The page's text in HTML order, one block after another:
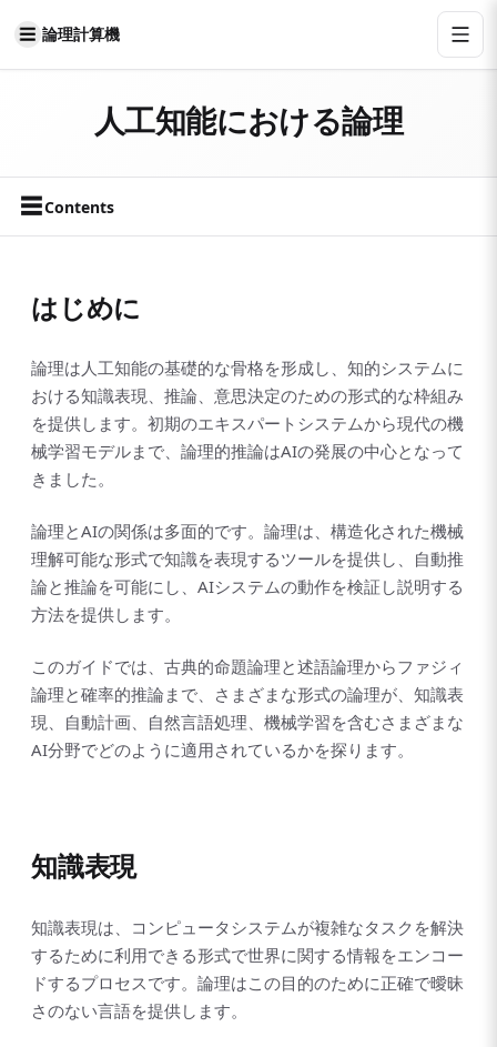
論理計算機
人工知能における論理
☰Contents
はじめに
論理は人工知能の基礎的な骨格を形成し、知的システムに
おける知識表現、推論、意思決定のための形式的な枠組み
を提供します。初期のエキスパートシステムから現代の機
械学習モデルまで、論理的推論はAIの発展の中心となって
きました。
論理とAIの関係は多面的です。論理は、構造化された機械
理解可能な形式で知識を表現するツールを提供し、自動推
論と推論を可能にし、AIシステムの動作を検証し説明する
方法を提供します。
このガイドでは、古典的命題論理と述語論理からファジィ
論理と確率的推論まで、さまざまな形式の論理が、知識表
現、自動計画、自然言語処理、機械学習を含むさまざまな
AI分野でどのように適用されているかを探ります。
知識表現
知識表現は、コンピュータシステムが複雑なタスクを解決
するために利用できる形式で世界に関する情報をエンコー
ドするプロセスです。論理はこの目的のために正確で曖昧
さのない言語を提供します。